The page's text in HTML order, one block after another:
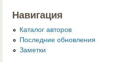
Навигация
Каталог авторов
Последние обновления
Заметки